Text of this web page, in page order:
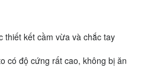
thiết kết cầm vừa và chắc tay
có độ cứng rất cao, không bị ăn